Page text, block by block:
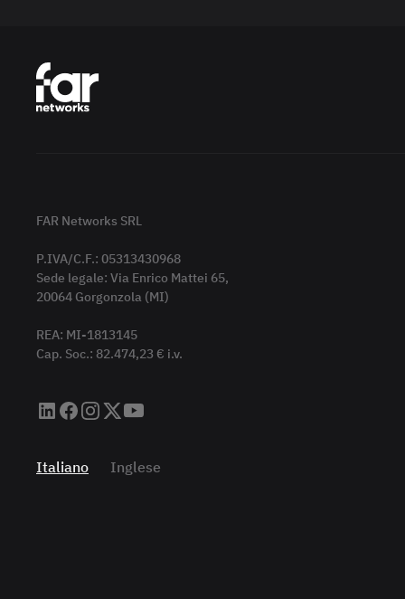
FAR Networks SRL
P.IVA/C.F.: 05313430968
Sede legale: Via Enrico Mattei 65,
20064 Gorgonzola (MI)
REA: MI-1813145
Cap. Soc.: 82.474,23 € i.v.
Italiano Inglese